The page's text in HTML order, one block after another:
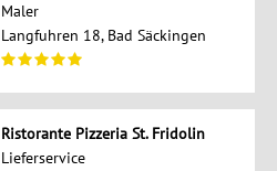
Maler
Langfuhren 18, Bad Säckingen
Ristorante Pizzeria St. Fridolin
Lieferservice